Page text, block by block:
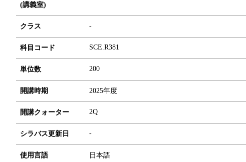
(講義室)
クラス -
科目コード SCE.R381
単位数 200
開講時期 2025年度
開講クォーター 2Q
シラバス更新日 -
使用言語 日本語